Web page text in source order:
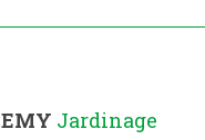
Jardinage